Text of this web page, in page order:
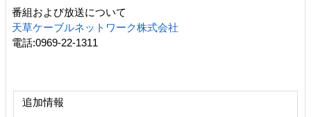
番組および放送について
天草ケーブルネットワーク株式会社
電話:0969-22-1311
追加情報